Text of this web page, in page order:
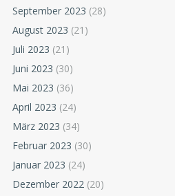
September 2023 (28)
August 2023 (21)
Juli 2023 (21)
Juni 2023 (30)
Mai 2023 (36)
April 2023 (24)
März 2023 (34)
Februar 2023 (30)
Januar 2023 (24)
Dezember 2022 (20)